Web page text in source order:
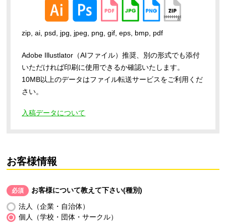
zip, ai, psd, jpg, jpeg, png, gif, eps, bmp, pdf
Adobe Illustlator（AIファイル）推奨、別の形式でも添付
いただければ印刷に使用できるか確認いたします。
10MB以上のデータはファイル転送サービスをご利用くだ
さい。
入稿データについて
お客様情報
必須 お客様について教えて下さい(種別)
法人（企業・自治体）
個人（学校・団体・サークル）